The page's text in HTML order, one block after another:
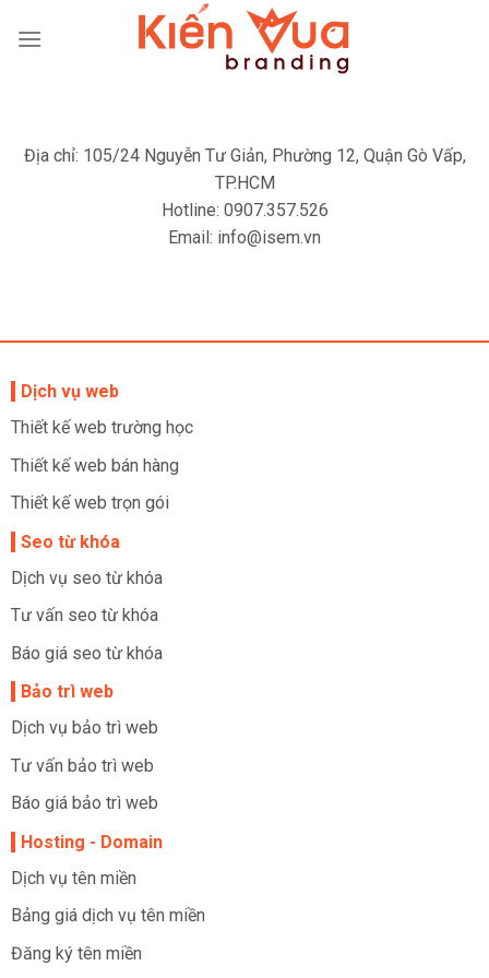
Địa chỉ: 105/24 Nguyễn Tư Giản, Phường 12, Quận Gò Vấp,
TP.HCM
Hotline: 0907.357.526
Email: info@isem.vn
Dịch vụ web
Thiết kế web trường học
Thiết kế web bán hàng
Thiết kế web trọn gói
Seo từ khóa
Dịch vụ seo từ khóa
Tư vấn seo từ khóa
Báo giá seo từ khóa
Bảo trì web
Dịch vụ bảo trì web
Tư vấn bảo trì web
Báo giá bảo trì web
Hosting - Domain
Dịch vụ tên miền
Bảng giá dịch vụ tên miền
Đăng ký tên miền